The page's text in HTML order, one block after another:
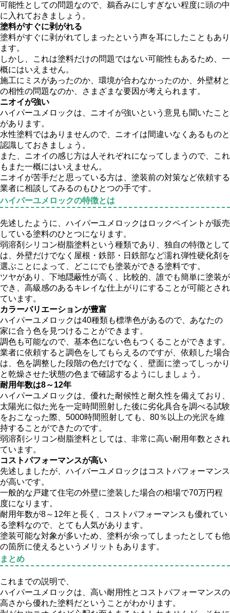
可能性としての問題なので、鵜呑みにしすぎない程度に頭の中
に入れておきましょう。
塗料がすぐに剥がれる
塗料がすぐに剥がれてしまったという声を耳にしたこともあり
ます。
しかし、これは塗料だけの問題ではない可能性もあるため、一
概にはいえません。
施工にミスがあったのか、環境が合わなかったのか、外壁材と
の相性の問題なのか、さまざまな要因が考えられます。
ニオイが強い
ハイパーユメロックは、ニオイが強いという意見も聞いたこと
があります。
水性塗料ではありませんので、ニオイは間違いなくあるものと
認識しておきましょう。
また、ニオイの感じ方は人それぞれになってしまうので、これ
もまた一概にはいえません。
ニオイが苦手だと思っている方は、塗装前の対策など依頼する
業者に相談してみるのもひとつの手です。
ハイパーユメロックの特徴とは
先述したように、ハイパーユメロックはロックペイントが販売
している塗料のひとつになります。
弱溶剤シリコン樹脂塗料という種類であり、独自の特徴として
は、外壁だけでなく屋根・鉄部・日鉄部など濡れ弾性硬化剤を
選ぶことによって、どこにでも塗装ができる塗料です。
ツヤがあり、下地隠蔽性が高く、比較的、誰でも簡単に塗装が
でき、高級感のあるキレイな仕上がりにすることが可能とされ
ています。
カラーバリエーションが豊富
ハイパーユメロックは40種類も標準色があるので、あなたの
家に合う色を見つけることができます。
調色も可能なので、基本色にない色もつくることができます。
業者に依頼すると調色をしてもらえるのですが、依頼した場合
は、色を調整した段階の色だけでなく、壁面に塗ってしっかり
と乾燥させた状態の色まで確認するようにしましょう。
耐用年数は8～12年
ハイパーユメロックは、優れた耐候性と耐久性を備えており、
太陽光に似た光を一定時間照射した後に劣化具合を調べる試験
をおこなった際、5000時間照射しても、80％以上の光沢を維
持することができたのです。
弱溶剤シリコン樹脂塗料としては、非常に高い耐用年数とされ
ています。
コストパフォーマンスが高い
先述しましたが、ハイパーユメロックはコストパフォーマンス
が高いです。
一般的な戸建て住宅の外壁に塗装した場合の相場で70万円程
度になります。
耐用年数が8～12年と長く、コストパフォーマンスも優れてい
る塗料なので、とても人気があります。
塗装可能な対象が多いため、塗料が余ってしまったとしても他
の箇所に使えるというメリットもあります。
まとめ
これまでの説明で、
ハイパーユメロックは、高い耐用性とコストパフォーマンスの
高さから優れた塗料だということがわかります。